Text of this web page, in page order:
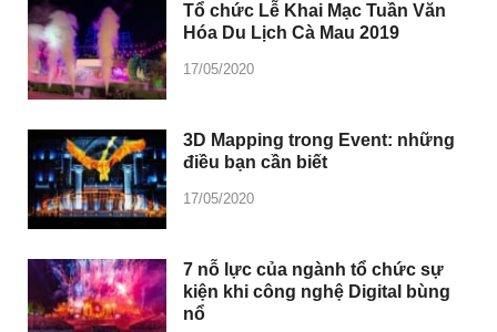
Tổ chức Lễ Khai Mạc Tuần Văn
Hóa Du Lịch Cà Mau 2019
17/05/2020
3D Mapping trong Event: những
điều bạn cần biết
17/05/2020
7 nỗ lực của ngành tổ chức sự
kiện khi công nghệ Digital bùng
nổ